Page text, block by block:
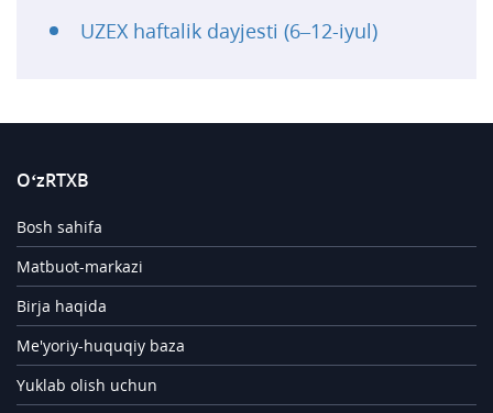
UZEX haftalik dayjesti (6–12-iyul)
O‘zRTXB
Bosh sahifa
Matbuot-markazi
Birja haqida
Me'yoriy-huquqiy baza
Yuklab olish uchun